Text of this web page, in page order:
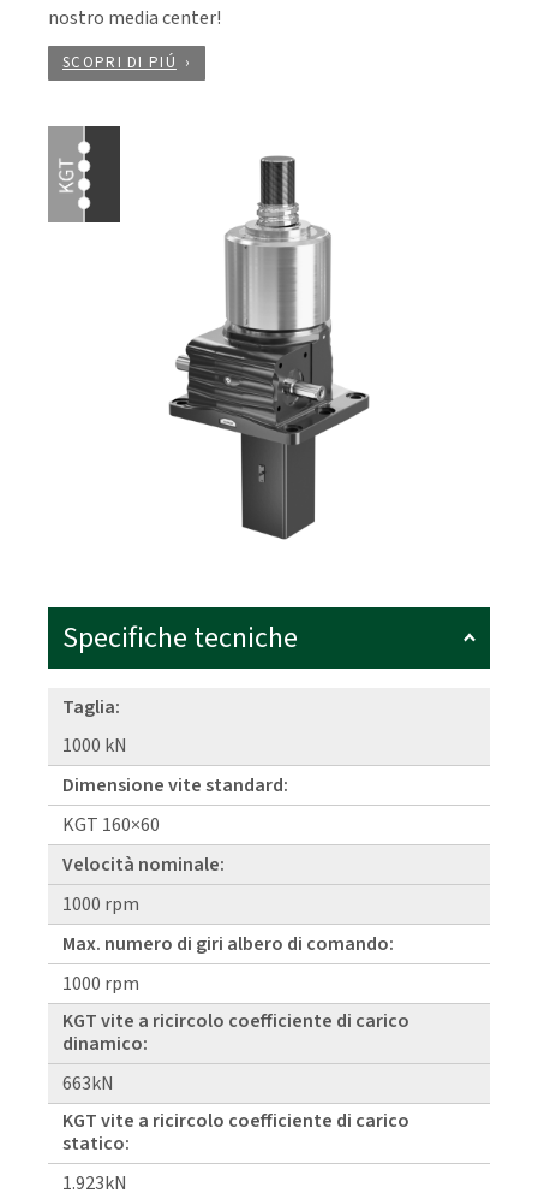
nostro media center!
SCOPRI DI PIÚ
Specifiche tecniche
Taglia:
1000 kN
Dimensione vite standard:
KGT 160×60
Velocità nominale:
1000 rpm
Max. numero di giri albero di comando:
1000 rpm
KGT vite a ricircolo coefficiente di carico
dinamico:
663kN
KGT vite a ricircolo coefficiente di carico
statico:
1.923kN